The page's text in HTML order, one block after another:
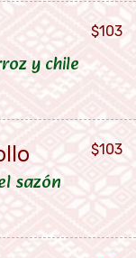
y chile
$103
sazón
$103